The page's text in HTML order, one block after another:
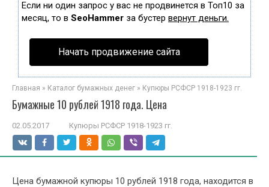
Если ни один запрос у вас не продвинется в Топ10 за
месяц, то в SeoHammer за бустер вернут деньги.
Начать продвижение сайта
Главная » Каталог бумажных денег » Купюры РСФСР 1918-1923 гг.
Бумажные 10 рублей 1918 года. Цена
02.05.2017 Купюры РСФСР 1918-1923 гг.
Цена бумажной купюры 10 рублей 1918 года, находится в